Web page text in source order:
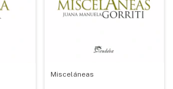
Misceláneas